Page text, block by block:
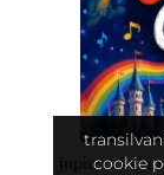
Jupiter: In
cookie